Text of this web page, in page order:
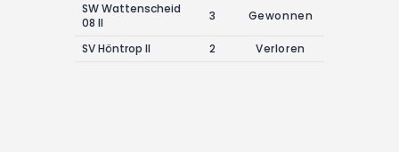
SW Wattenscheid
08 II
3 Gewonnen
SV Höntrop II 2 Verloren